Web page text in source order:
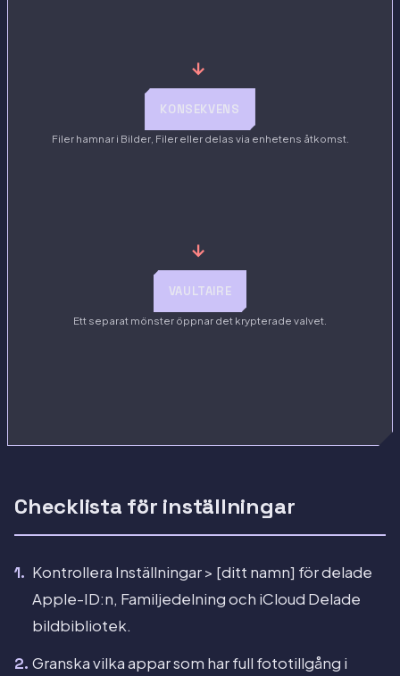
→
KONSEKVENS
Filer hamnar i Bilder, Filer eller delas via enhetens åtkomst.
→
VAULTAIRE
Ett separat mönster öppnar det krypterade valvet.
Checklista för inställningar
Kontrollera Inställningar > [ditt namn] för delade
Apple-ID:n, Familjedelning och iCloud Delade
bildbibliotek.
Granska vilka appar som har full fototillgång i